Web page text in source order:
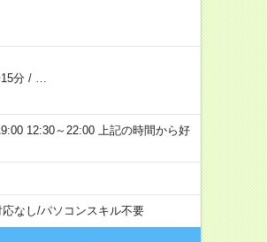
分/
12:30～22:00 上記の時間から好
なし/パソコンスキル不要